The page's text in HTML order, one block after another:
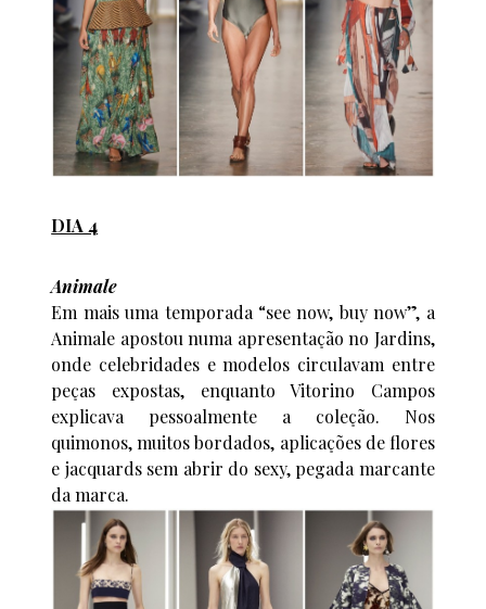
DIA 4
Animale
Em mais uma temporada “see now, buy now”, a
Animale apostou numa apresentação no Jardins,
onde celebridades e modelos circulavam entre
peças expostas, enquanto Vitorino Campos
explicava pessoalmente a coleção. Nos
quimonos, muitos bordados, aplicações de flores
e jacquards sem abrir do sexy, pegada marcante
da marca.